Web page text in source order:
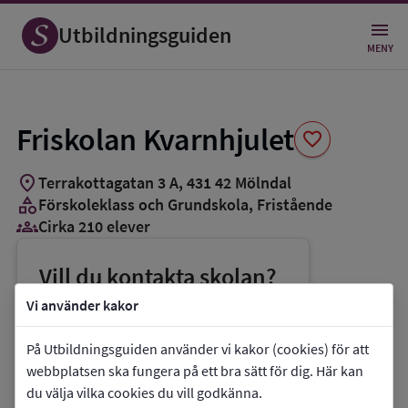
Vi använder kakor
På Utbildningsguiden använder vi kakor (cookies) för att
webbplatsen ska fungera på ett bra sätt för dig. Här kan
du välja vilka cookies du vill godkänna.
Utbildningsguiden MENY
Friskolan Kvarnhjulet favorite
Spara
som
favorit
location_onTerrakottagatan 3 A, 43142 Mölndal
categoryFörskoleklass och Grundskola, Fristående
groups_3Cirka 210 elever
Vill du kontakta skolan?
phoneTelefon:0709-184112
E-post: ulrika@kvarnhjulet.se
link Webbplats:Friskolan Kvarnhjulet